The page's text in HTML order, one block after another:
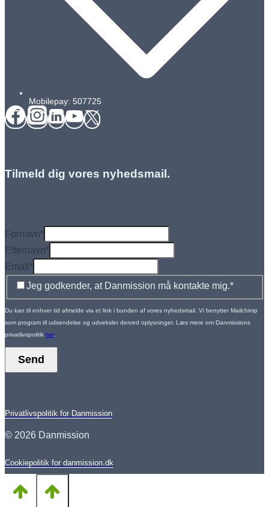
Mobilepay: 507725
Tilmeld dig vores nyhedsmail.
Fornavn*
Efternavn*
Email *
Jeg godkender, at Danmission må kontakte mig.*
Du kan til enhver tid afmelde via et link i bunden af vores nyhedsmail. Vi benytter Mailchimp
som program til udsendelse og udveksler derved oplysninger. Læs mere om Danmissions
privatlivspolitik her.
Send
Privatlivspolitik for Danmission
© 2026 Danmission
Cookiepolitik for danmission.dk